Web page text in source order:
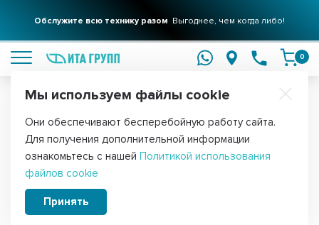
Обслужите всю технику разом Выгоднее, чем когда либо!
0
Главная Запчасти для сушильных машин Ролики для
Ролик для сушильной машины Bosch
(00613598), 600427
Подробнее
Мы используем файлы cookie
Они обеспечивают бесперебойную работу сайта.
Для получения дополнительной информации
ознакомьтесь с нашей Политикой использования
файлов cookie
Принять